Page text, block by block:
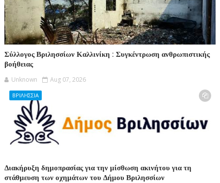
Σύλλογος Βριλησσίων Καλλινίκη : Συγκέντρωση ανθρωπιστικής
βοήθειας
Unknown Aug 07, 2026
ΒΡΙΛΗΣΣΙΑ
Διακήρυξη δημοπρασίας για την μίσθωση ακινήτου για τη
στάθμευση των οχημάτων του Δήμου Βριλησσίων